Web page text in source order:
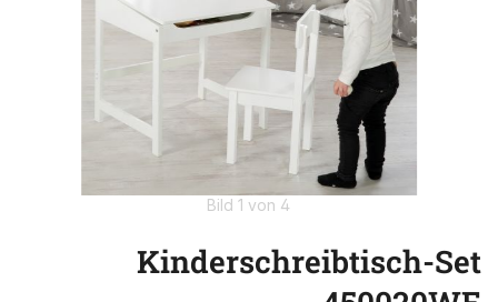
Bild 1 von 4
Kinderschreibtisch-Set